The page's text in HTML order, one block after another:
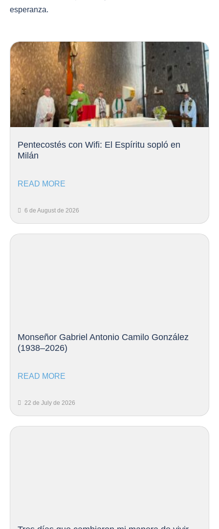
esperanza.
Pentecostés con Wifi: El Espíritu sopló en
Milán
READ MORE
6 de August de 2026
Monseñor Gabriel Antonio Camilo González
(1938–2026)
READ MORE
22 de July de 2026